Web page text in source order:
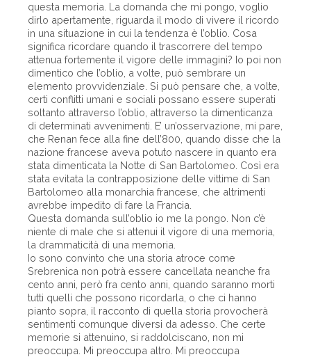
questa memoria. La domanda che mi pongo, voglio
dirlo apertamente, riguarda il modo di vivere il ricordo
in una situazione in cui la tendenza è l’oblio. Cosa
significa ricordare quando il trascorrere del tempo
attenua fortemente il vigore delle immagini? Io poi non
dimentico che l’oblio, a volte, può sembrare un
elemento provvidenziale. Si può pensare che, a volte,
certi conflitti umani e sociali possano essere superati
soltanto attraverso l’oblio, attraverso la dimenticanza
di determinati avvenimenti. E’ un’osservazione, mi pare,
che Renan fece alla fine dell’800, quando disse che la
nazione francese aveva potuto nascere in quanto era
stata dimenticata la Notte di San Bartolomeo. Così era
stata evitata la contrapposizione delle vittime di San
Bartolomeo alla monarchia francese, che altrimenti
avrebbe impedito di fare la Francia.
Questa domanda sull’oblio io me la pongo. Non c’è
niente di male che si attenui il vigore di una memoria,
la drammaticità di una memoria.
Io sono convinto che una storia atroce come
Srebrenica non potrà essere cancellata neanche fra
cento anni, però fra cento anni, quando saranno morti
tutti quelli che possono ricordarla, o che ci hanno
pianto sopra, il racconto di quella storia provocherà
sentimenti comunque diversi da adesso. Che certe
memorie si attenuino, si raddolciscano, non mi
preoccupa. Mi preoccupa altro. Mi preoccupa